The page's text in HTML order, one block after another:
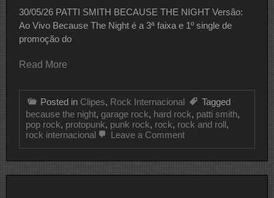
30/05/26 PATTI SMITH BECAUSE THE NIGHT Versão:
Ao Vivo Because The Night é a 3ª faixa e 1º single de
promoção do
Read More
Posted in Clipes, Rock Internacional
Tagged
because the night, garage rock, hard rock, patti smith,
pop rock, protopunk, punk rock, rock, rock and roll,
rock internacional
Leave a Commenton
PATTI